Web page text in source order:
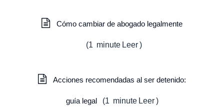
Cómo cambiar de abogado legalmente
(1 minute Leer )
Acciones recomendadas al ser detenido:
guía legal (1 minute Leer )